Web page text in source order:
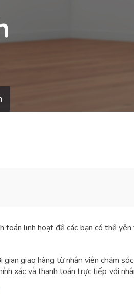
toán linh hoạt để các bạn có thể yên
giao hàng từ nhân viên chăm
xác và thanh toán trực tiếp với